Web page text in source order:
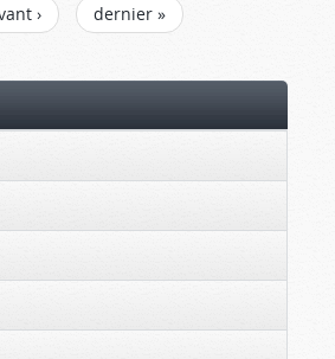
›
dernier »